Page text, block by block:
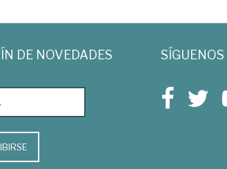
DE NOVEDADES SÍGUENOS